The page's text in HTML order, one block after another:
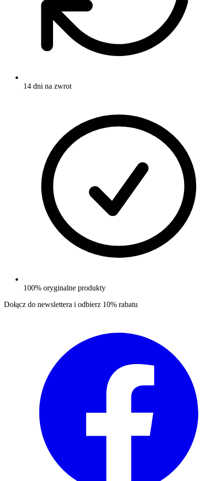
14 dni na zwrot
100% oryginalne produkty
Dołącz do newslettera i odbierz 10% rabatu